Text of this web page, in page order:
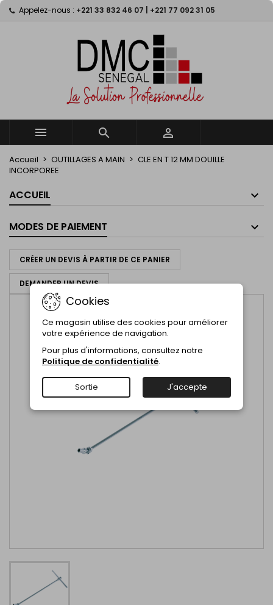
Appelez-nous : +221 33 832 46 07 | +221 77 092 31 05
  
Accueil OUTILLAGES A MAIN
CLE EN T 12 MM DOUILLE
INCORPOREE
ACCUEIL
MODES DE PAIEMENT
CRÉER UN DEVIS À PARTIR DE CE PANIER
DEMANDER UN DEVIS
My wishlists ×
add_circle_outlineCreate new list
((title)) ×
((cancelText)) ((createText))
Connexion ×
Vous devez être connecté pour ajouter des produits
à votre liste d'envies.
((cancelText)) ((loginText))
Cookies
Ce magasin utilise des cookies pour améliorer
votre expérience de navigation.
Pour plus d'informations, consultez notre
Politique de confidentialité.
Sortie J'accepte